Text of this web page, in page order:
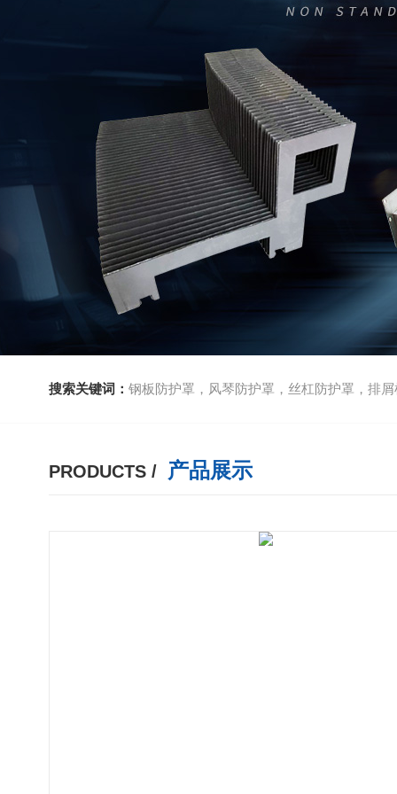
搜索关键词： 钢板防护罩，风琴防护罩，丝杠防护罩，排屑机
PRODUCTS / 产品展示